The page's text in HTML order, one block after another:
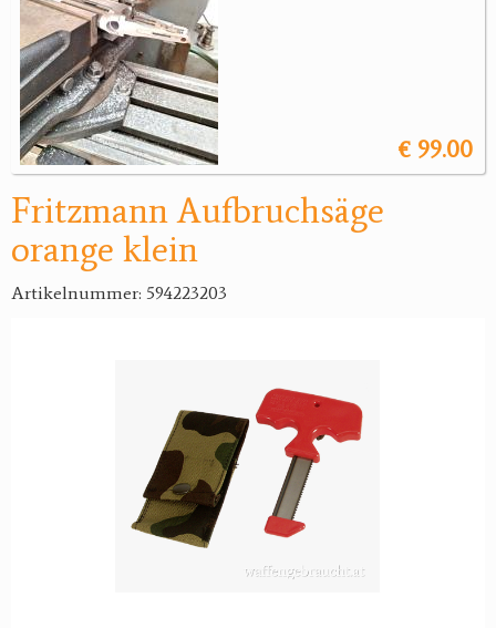
€ 99.00
Fritzmann Aufbruchsäge
orange klein
Artikelnummer: 594223203